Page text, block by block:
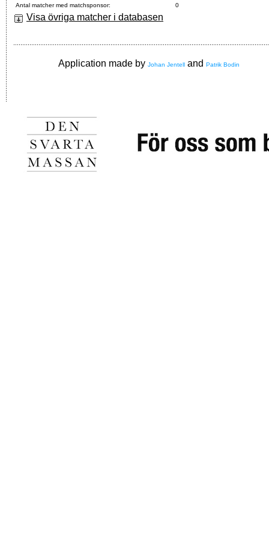
Antal matcher med matchsponsor: 0
Visa övriga matcher i databasen
Application made by Johan Jentell and Patrik Bodin